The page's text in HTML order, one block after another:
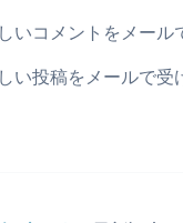
いコメントをメール
い投稿をメールで受